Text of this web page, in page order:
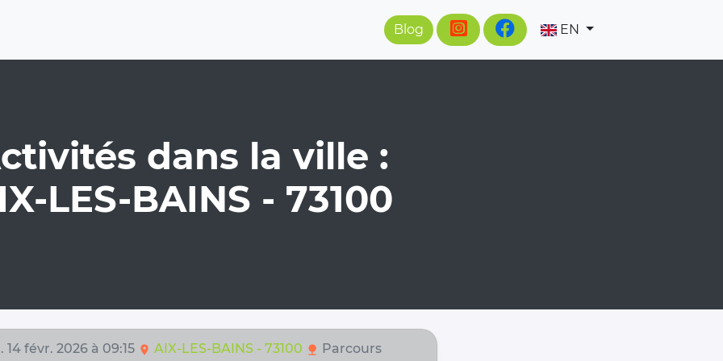
Blog EN
dans la ville :
LES-BAINS - 73100
14 févr. 2026 à 09:15 location_on AIX-LES-BAINS - 73100 nature Parcours